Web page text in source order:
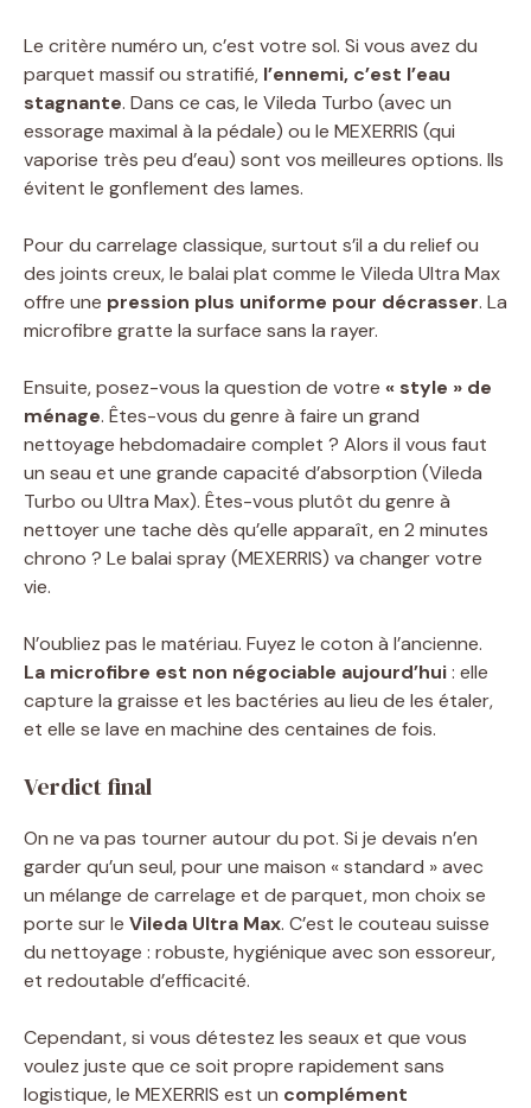
Le critère numéro un, c’est votre sol. Si vous avez du
parquet massif ou stratifié, l’ennemi, c’est l’eau
stagnante. Dans ce cas, le Vileda Turbo (avec un
essorage maximal à la pédale) ou le MEXERRIS (qui
vaporise très peu d’eau) sont vos meilleures options. Ils
évitent le gonflement des lames.
Pour du carrelage classique, surtout s’il a du relief ou
des joints creux, le balai plat comme le Vileda Ultra Max
offre une pression plus uniforme pour décrasser. La
microfibre gratte la surface sans la rayer.
Ensuite, posez-vous la question de votre « style » de
ménage. Êtes-vous du genre à faire un grand
nettoyage hebdomadaire complet ? Alors il vous faut
un seau et une grande capacité d’absorption (Vileda
Turbo ou Ultra Max). Êtes-vous plutôt du genre à
nettoyer une tache dès qu’elle apparaît, en 2 minutes
chrono ? Le balai spray (MEXERRIS) va changer votre
vie.
N’oubliez pas le matériau. Fuyez le coton à l’ancienne.
La microfibre est non négociable aujourd’hui: elle
capture la graisse et les bactéries au lieu de les étaler,
et elle se lave en machine des centaines de fois.
Verdict final
On ne va pas tourner autour du pot. Si je devais n’en
garder qu’un seul, pour une maison « standard » avec
un mélange de carrelage et de parquet, mon choix se
porte sur le Vileda Ultra Max. C’est le couteau suisse
du nettoyage : robuste, hygiénique avec son essoreur,
et redoutable d’efficacité.
Cependant, si vous détestez les seaux et que vous
voulez juste que ce soit propre rapidement sans
logistique, le MEXERRIS est un complément